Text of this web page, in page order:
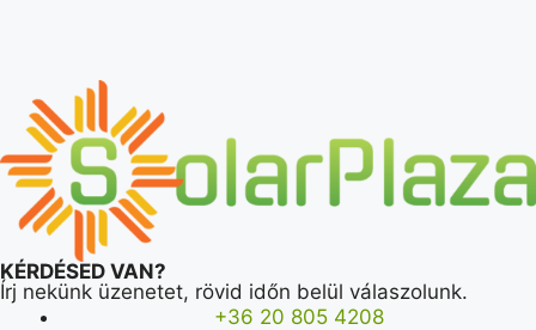
KÉRDÉSED VAN?
Írj nekünk üzenetet, rövid időn belül válaszolunk.
+36 20 805 4208